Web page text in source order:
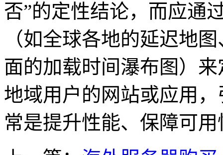
否”的定性结论，而应通
（如全球各地的延迟地
面的加载时间瀑布图）
地域用户的网站或应用
常是提升性能、保障可